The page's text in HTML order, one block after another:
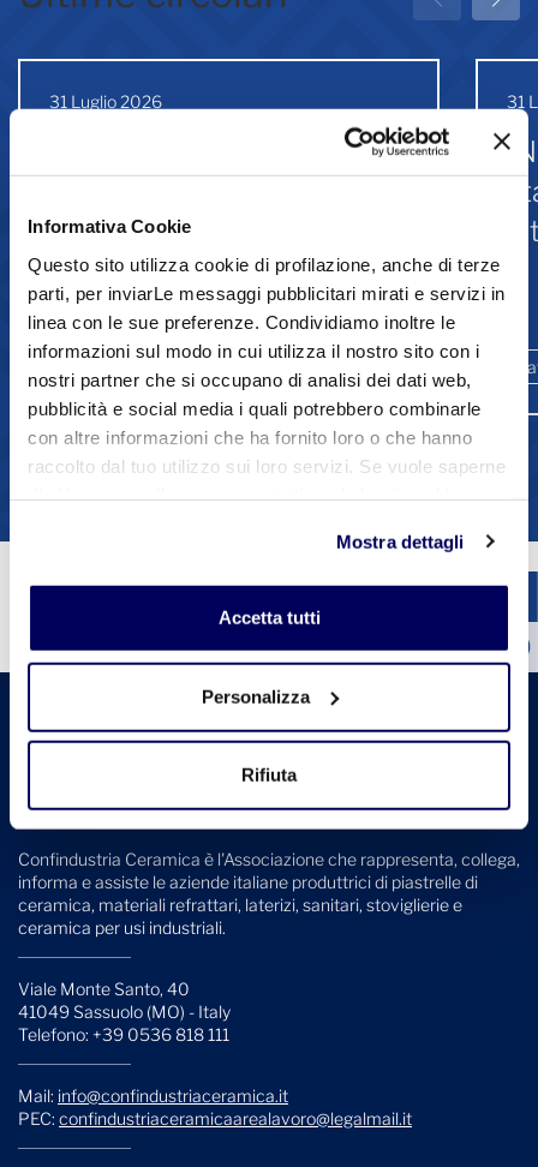
Informativa Cookie
Questo sito utilizza cookie di profilazione, anche di terze
parti, per inviarLe messaggi pubblicitari mirati e servizi in
linea con le sue preferenze. Condividiamo inoltre le
informazioni sul modo in cui utilizza il nostro sito con i
nostri partner che si occupano di analisi dei dati web,
pubblicità e social media i quali potrebbero combinarle
con altre informazioni che ha fornito loro o che hanno
raccolto dal tuo utilizzo sui loro servizi. Se vuole saperne
sul tasto "Accetta tutti". Se non vuole i cookie di
profilazione può negare il consenso sul tasto "Rifiuta".
Mostra dettagli
Accetta tutti
Personalizza
Rifiuta
31 Luglio 2026
Greenwashing: attività
Comunicazione
31
1 2 34
Vedi tutte le circolari
Confindustria Ceramica è l'Associazione che rappresenta, collega,
informa e assiste le aziende italiane produttrici di piastrelle di
ceramica, materiali refrattari, laterizi, sanitari, stoviglierie e
ceramica per usi industriali.
Viale Monte Santo, 40
41049 Sassuolo (MO) - Italy
Telefono: +39 0536 818 111
Mail: info@confindustriaceramica.it
PEC: confindustriaceramicaarealavoro@legalmail.it